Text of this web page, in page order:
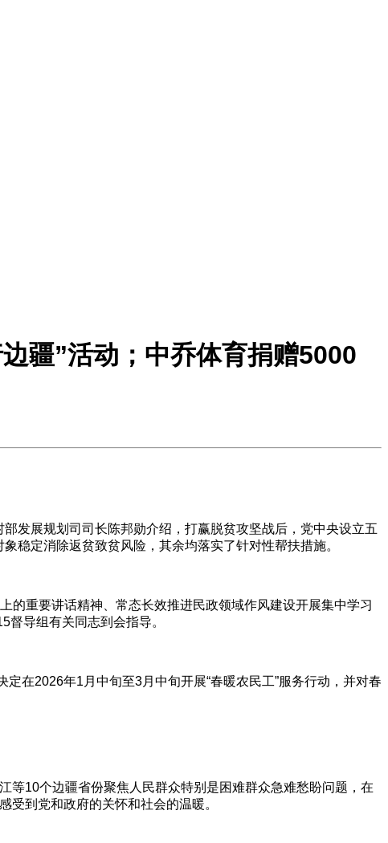
疆”活动；中乔体育捐赠5000
展规划司司长陈邦勋介绍，打赢脱贫攻坚战后，党中央设立五
稳定消除返贫致贫风险，其余均落实了针对性帮扶措施。
重要讲话精神、常态长效推进民政领域作风建设开展集中学习
导组有关同志到会指导。
在2026年1月中旬至3月中旬开展“春暖农民工”服务行动，并对春
10个边疆省份聚焦人民群众特别是困难群众急难愁盼问题，在
受到党和政府的关怀和社会的温暖。